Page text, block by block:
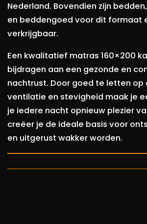
Nederland. Bovendien zijn
en beddengoed voor dit formaat
verkrijgbaar.
Een kwalitatief matras 160×200
bijdragen aan een gezonde en
nachtrust. Door goed te letten op
ventilatie en stevigheid maak je
je iedere nacht opnieuw plezier
creëer je de ideale basis voor
en uitgerust wakker worden.